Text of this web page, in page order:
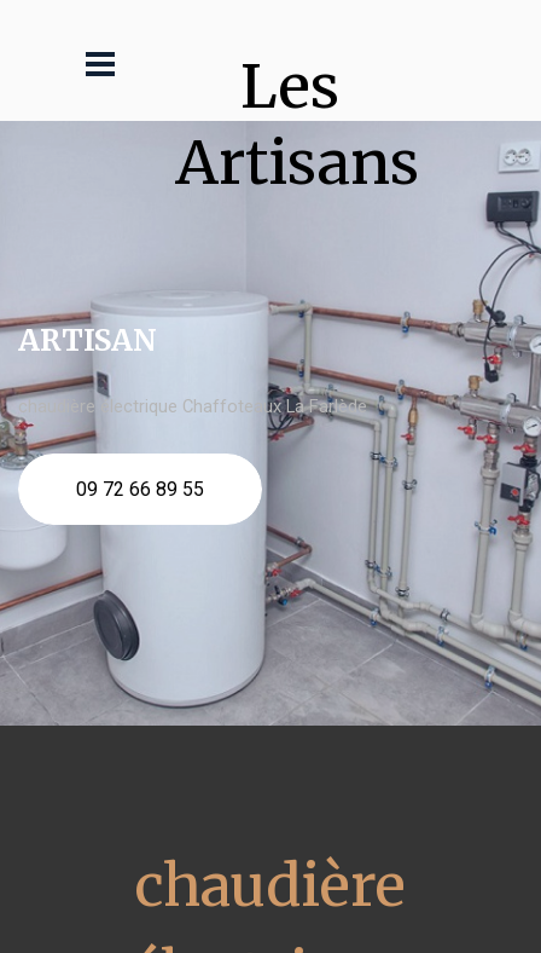
Les
Artisans
ARTISAN
chaudière électrique Chaffoteaux La Farlède
09 72 66 89 55
chaudière